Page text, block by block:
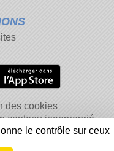
des cookies
contenu inapproprié
le contrôle sur ceux